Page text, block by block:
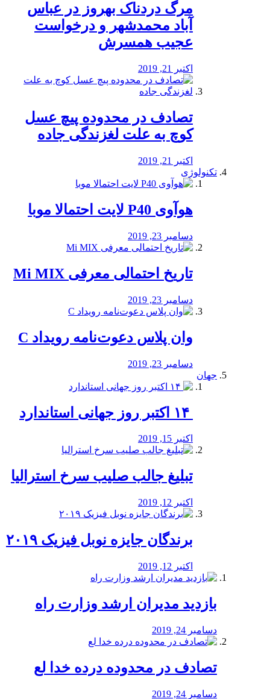
مرگ دردناک بهروز در عباس
آباد محمدشهر و درخواست
عجیب همسرش
اکتبر 21, 2019
تصادف در محدوده پیچ عسل
کوچ به علت لغزندگی جاده
اکتبر 21, 2019
تکنولوژی
هوآوی P40 لایت احتمالا موبا
دسامبر 23, 2019
تاریخ احتمالی معرفی Mi MIX
دسامبر 23, 2019
وان پلاس دعوت‌نامه رویداد C
دسامبر 23, 2019
جهان
اکتبر 15, 2019
تبلیغ جالب صلیب سرخ استرالیا
اکتبر 12, 2019
برندگان جایزه نوبل فیزیک ۲۰۱۹
اکتبر 12, 2019
بازدید مدیران ارشد وزارت راه
دسامبر 24, 2019
تصادف در محدوده درده خدا لع
دسامبر 24, 2019